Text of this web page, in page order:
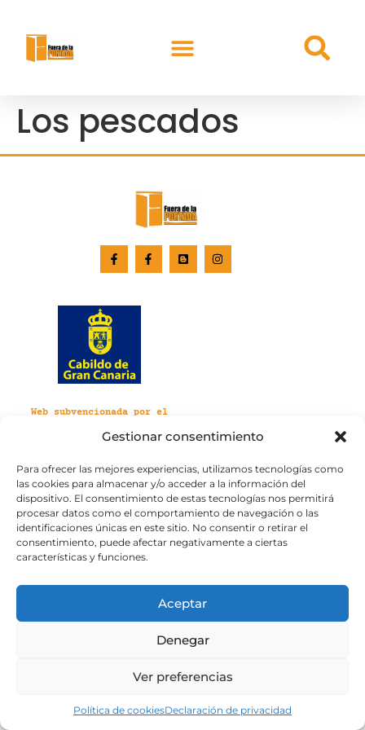
Gestionar consentimiento
Para ofrecer las mejores experiencias, utilizamos tecnologías como
las cookies para almacenar y/o acceder a la información del
dispositivo. El consentimiento de estas tecnologías nos permitirá
procesar datos como el comportamiento de navegación o las
identificaciones únicas en este sitio. No consentir o retirar el
consentimiento, puede afectar negativamente a ciertas
características y funciones.
Aceptar
Denegar
Ver preferencias
Política de cookiesDeclaración de privacidad
Los pescados
Web subvencionada por el
Aviso legalPolítica de privacidad
Política de cookies
Portal de transparenciaAccesibilidad